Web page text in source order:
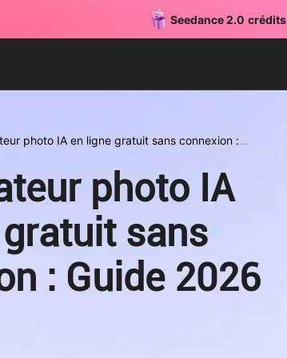
photo IA en ligne gratuit sans connexion :
photo IA
sans
: Guide 2026
Seedance 2.0 crédits